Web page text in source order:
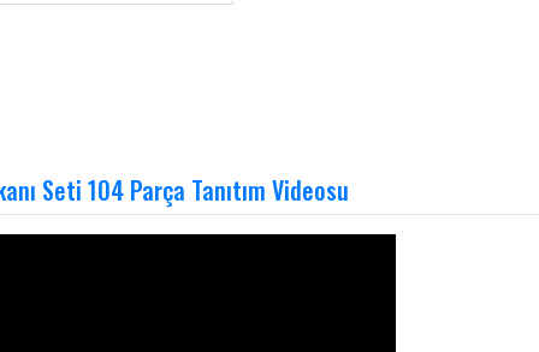
Seti 104 Parça Tanıtım Videosu